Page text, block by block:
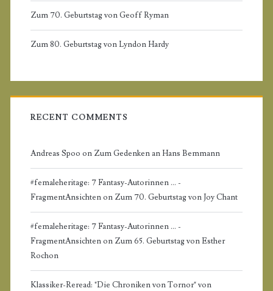
b
Zum 70. Geburtstag von Geoff Ryman
Zum 80. Geburtstag von Lyndon Hardy
RECENT COMMENTS
Andreas Spoo on Zum Gedenken an Hans Bemmann
#femaleheritage: 7 Fantasy-Autorinnen ... -
FragmentAnsichtenon Zum 70. Geburtstag von Joy Chant
#femaleheritage: 7 Fantasy-Autorinnen ... -
FragmentAnsichtenon Zum 65. Geburtstag von Esther
Rochon
Klassiker-Reread: "Die Chroniken von Tornor" von